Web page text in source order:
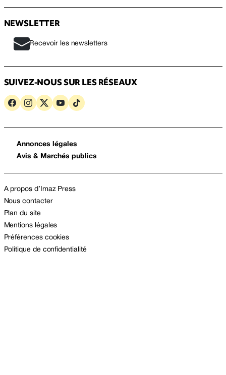
NEWSLETTER
Recevoir les newsletters
SUIVEZ-NOUS SUR LES RÉSEAUX
Annonces légales
Avis & Marchés publics
A propos d’Imaz Press
Nous contacter
Plan du site
Mentions légales
Préférences cookies
Politique de confidentialité